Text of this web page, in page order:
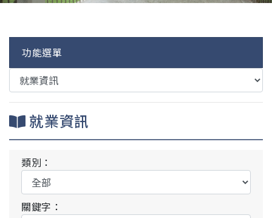
功能選單
就業資訊
類別：
關鍵字：